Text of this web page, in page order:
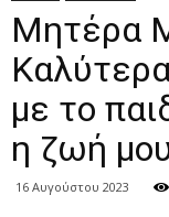
Μητέρα
με το
η ζωή
16 Αυγούστου 2023